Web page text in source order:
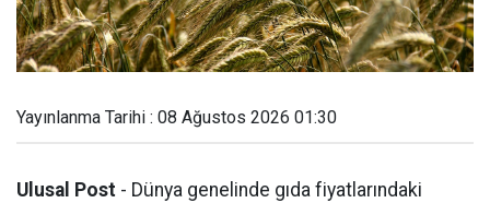
Yayınlanma Tarihi : 08 Ağustos 2026 01:30
Ulusal Post - Dünya genelinde gıda fiyatlarındaki